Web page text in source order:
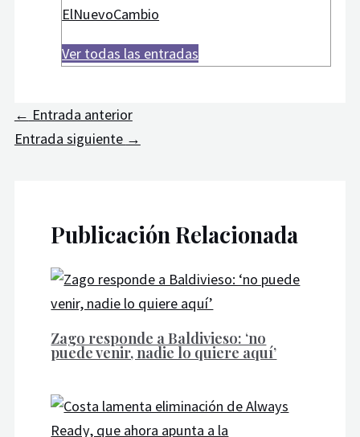
ElNuevoCambio
Ver todas las entradas
← Entrada anterior
Entrada siguiente →
Publicación Relacionada
Zago responde a Baldivieso: ‘no
puede venir, nadie lo quiere aquí’